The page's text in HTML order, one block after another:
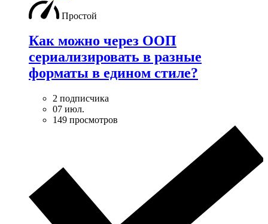
Простой
Как можно через ООП
сериализировать в разные
форматы в едином стиле?
2 подписчика
07 июл.
149 просмотров